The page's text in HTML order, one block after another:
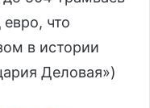
что
в истории
Деловая»)